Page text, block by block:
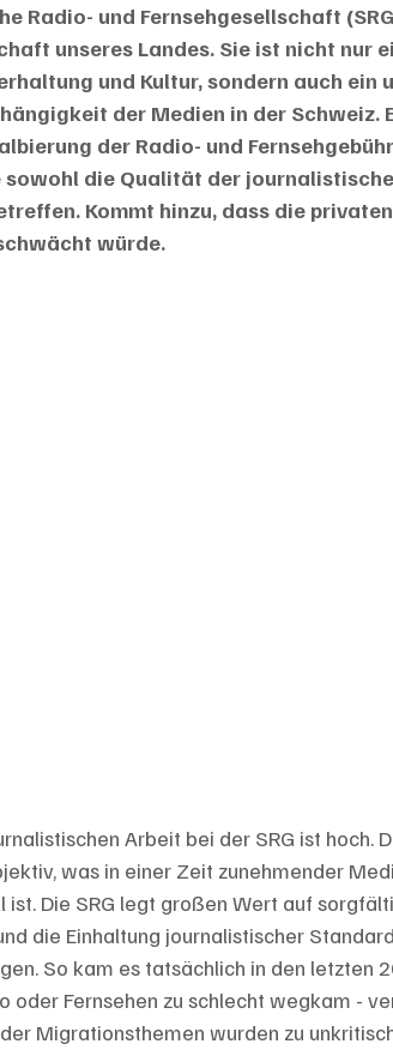
Radio- und Fernsehgesellschaft
unseres Landes. Sie ist nicht nur
und Kultur, sondern auch ein
der Medien in der Schweiz.
der Radio- und
sowohl die Qualität der
Kommt hinzu, dass die
würde.
Arbeit bei der SRG ist hoch.
was in einer Zeit zunehmender
Die SRG legt großen Wert auf
die Einhaltung journalistischer
So kam es tatsächlich in den letzten
oder Fernsehen zu schlecht wegkam -
Migrationsthemen wurden zu